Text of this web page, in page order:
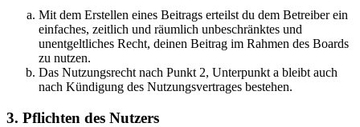
Mit dem Erstellen eines Beitrags erteilst du dem Betreiber ein
einfaches, zeitlich und räumlich unbeschränktes und
unentgeltliches Recht, deinen Beitrag im Rahmen des Boards
zu nutzen.
Das Nutzungsrecht nach Punkt 2, Unterpunkt a bleibt auch
nach Kündigung des Nutzungsvertrages bestehen.
3. Pflichten des Nutzers